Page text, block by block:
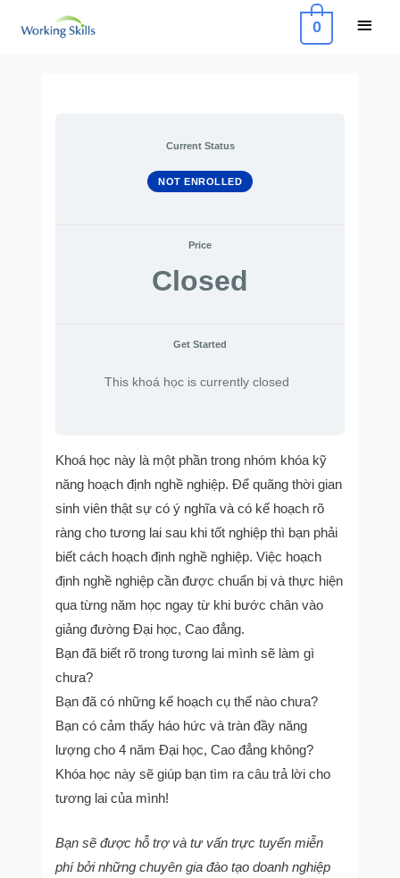
0
Current Status
NOT ENROLLED
Price
Closed
Get Started
This khoá học is currently closed
Khoá học này là một phần trong nhóm khóa kỹ
năng hoạch định nghề nghiệp. Để quãng thời gian
sinh viên thật sự có ý nghĩa và có kế hoạch rõ
ràng cho tương lai sau khi tốt nghiệp thì bạn phải
biết cách hoạch định nghề nghiệp. Việc hoạch
định nghề nghiệp cần được chuẩn bị và thực hiện
qua từng năm học ngay từ khi bước chân vào
giảng đường Đại học, Cao đẳng.
Bạn đã biết rõ trong tương lai mình sẽ làm gì
chưa?
Bạn đã có những kế hoạch cụ thể nào chưa?
Bạn có cảm thấy háo hức và tràn đầy năng
lượng cho 4 năm Đại học, Cao đẳng không?
Khóa học này sẽ giúp bạn tìm ra câu trả lời cho
tương lai của mình!
Bạn sẽ được hỗ trợ và tư vấn trực tuyến miễn
phí bởi những chuyên gia đào tạo doanh nghiệp